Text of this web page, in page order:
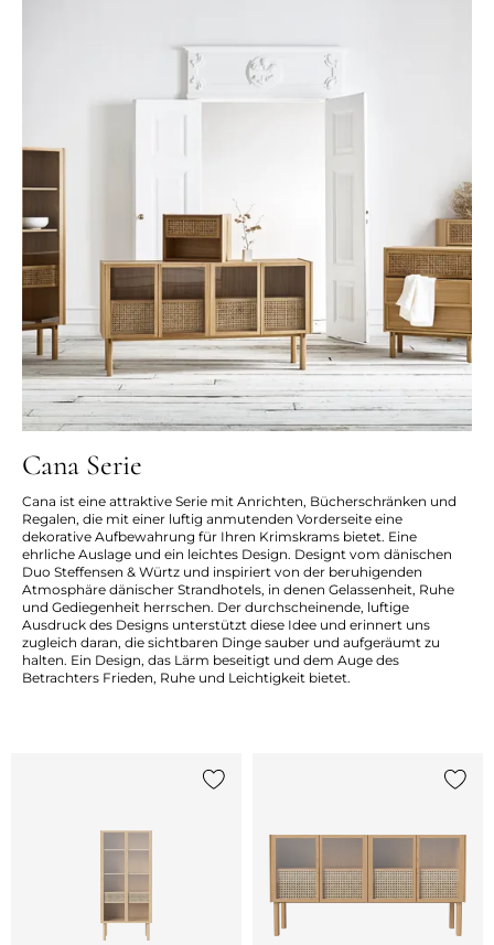
Cana Serie
Cana ist eine attraktive Serie mit Anrichten, Bücherschränken und
Regalen, die mit einer luftig anmutenden Vorderseite eine
dekorative Aufbewahrung für Ihren Krimskrams bietet. Eine
ehrliche Auslage und ein leichtes Design. Designt vom dänischen
Duo Steffensen & Würtz und inspiriert von der beruhigenden
Atmosphäre dänischer Strandhotels, in denen Gelassenheit, Ruhe
und Gediegenheit herrschen. Der durchscheinende, luftige
Ausdruck des Designs unterstützt diese Idee und erinnert uns
zugleich daran, die sichtbaren Dinge sauber und aufgeräumt zu
halten. Ein Design, das Lärm beseitigt und dem Auge des
Betrachters Frieden, Ruhe und Leichtigkeit bietet.